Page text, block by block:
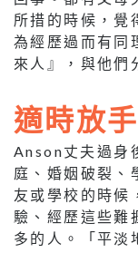
所措的時候，覺
為經歷過而有同
來人』，與他們
適時放
Anson丈夫過身
庭、婚姻破裂、
友或學校的時候
驗、經歷這些難
多的人。「平淡